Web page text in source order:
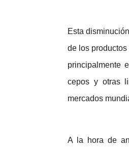
Esta
de los
principalmente
cepos y otras
mercados
A la hora de